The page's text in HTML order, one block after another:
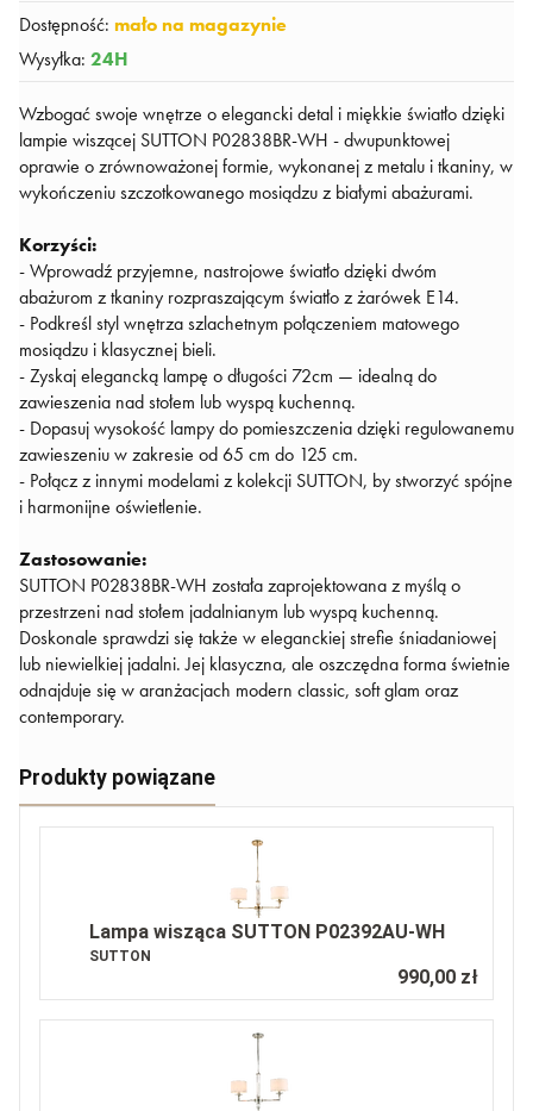
Dostępność: mało na magazynie
Wysyłka: 24H
Wzbogać swoje wnętrze o elegancki detal i miękkie światło dzięki
lampie wiszącej SUTTON P02838BR-WH - dwupunktowej
oprawie o zrównoważonej formie, wykonanej z metalu i tkaniny, w
wykończeniu szczotkowanego mosiądzu z białymi abażurami.
Korzyści:
- Wprowadź przyjemne, nastrojowe światło dzięki dwóm
abażurom z tkaniny rozpraszającym światło z żarówek E14.
- Podkreśl styl wnętrza szlachetnym połączeniem matowego
mosiądzu i klasycznej bieli.
- Zyskaj elegancką lampę o długości 72cm — idealną do
zawieszenia nad stołem lub wyspą kuchenną.
- Dopasuj wysokość lampy do pomieszczenia dzięki regulowanemu
zawieszeniu w zakresie od 65 cm do 125 cm.
- Połącz z innymi modelami z kolekcji SUTTON, by stworzyć spójne
i harmonijne oświetlenie.
Zastosowanie:
SUTTON P02838BR-WH została zaprojektowana z myślą o
przestrzeni nad stołem jadalnianym lub wyspą kuchenną.
Doskonale sprawdzi się także w eleganckiej strefie śniadaniowej
lub niewielkiej jadalni. Jej klasyczna, ale oszczędna forma świetnie
odnajduje się w aranżacjach modern classic, soft glam oraz
contemporary.
Produkty powiązane
Lampa wisząca SUTTON P02392AU-WH
SUTTON
990,00 zł